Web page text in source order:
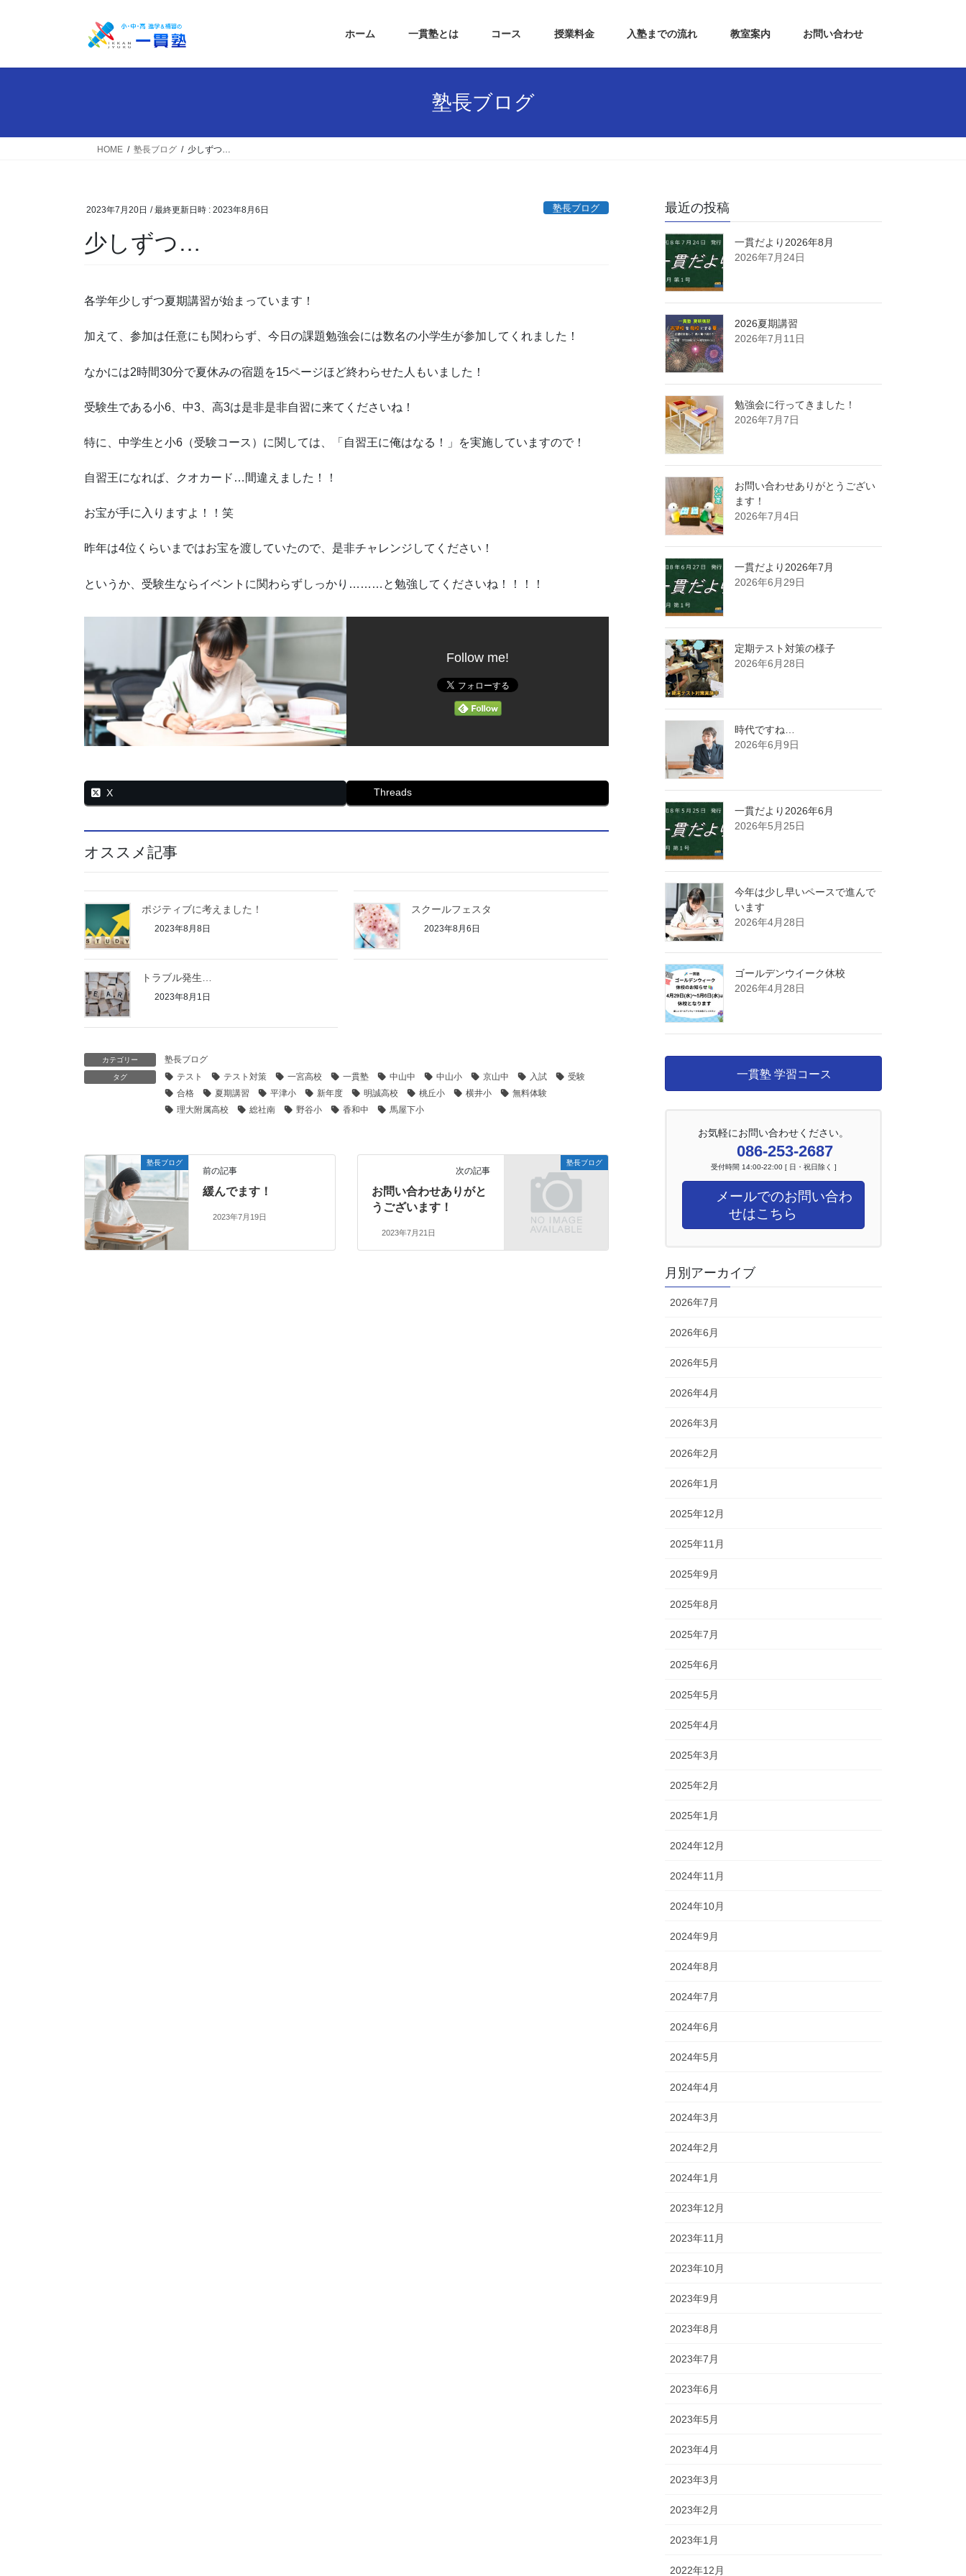
ホーム 一貫塾とは コース 授業料金 入塾までの流れ 教室案内 お問い合わせ
塾長ブログ
HOME 塾長ブログ 少しずつ…
2023年7月20日 / 最終更新日時 : 2023年8月6日 塾長ブログ
少しずつ…
各学年少しずつ夏期講習が始まっています！
加えて、参加は任意にも関わらず、今日の課題勉強会には数名の小学生が参加してくれました！
なかには2時間30分で夏休みの宿題を15ページほど終わらせた人もいました！
受験生である小6、中3、高3は是非是非自習に来てくださいね！
特に、中学生と小6（受験コース）に関しては、「自習王に俺はなる！」を実施していますので！
自習王になれば、クオカード…間違えました！！
お宝が手に入りますよ！！笑
昨年は4位くらいまではお宝を渡していたので、是非チャレンジしてください！
というか、受験生ならイベントに関わらずしっかり………と勉強してくださいね！！！！
Follow me!
X Threads
オススメ記事
ポジティブに考えました！
2023年8月8日
スクールフェスタ
2023年8月6日
トラブル発生…
2023年8月1日
カテゴリー 塾長ブログ
タグ テスト テスト対策 一宮高校 一貫塾 中山中 中山小 京山中 入試
受験
合格
夏期講習 平津小 新年度 明誠高校 桃丘小 横井小
無料体験
理大附属高校
総社南 野谷小 香和中 馬屋下小
塾長ブログ
前の記事
緩んでます！
2023年7月19日
塾長ブログ
次の記事
お問い合わせありがと
うございます！
2023年7月21日
最近の投稿
一貫だより2026年8月
2026年7月24日
2026夏期講習
2026年7月11日
勉強会に行ってきました！
2026年7月7日
お問い合わせありがとうござい
ます！
2026年7月4日
一貫だより2026年7月
2026年6月29日
定期テスト対策の様子
2026年6月28日
時代ですね…
2026年6月9日
一貫だより2026年6月
2026年5月25日
今年は少し早いペースで進んで
います
2026年4月28日
ゴールデンウイーク休校
2026年4月28日
一貫塾 学習コース
お気軽にお問い合わせください。
086-253-2687
受付時間 14:00-22:00 [ 日・祝日除く ]
メールでのお問い合わ
せはこちら
月別アーカイブ
2026年7月
2026年6月
2026年5月
2026年4月
2026年3月
2026年2月
2026年1月
2025年12月
2025年11月
2025年9月
2025年8月
2025年7月
2025年6月
2025年5月
2025年4月
2025年3月
2025年2月
2025年1月
2024年12月
2024年11月
2024年10月
2024年9月
2024年8月
2024年7月
2024年6月
2024年5月
2024年4月
2024年3月
2024年2月
2024年1月
2023年12月
2023年11月
2023年10月
2023年9月
2023年8月
2023年7月
2023年6月
2023年5月
2023年4月
2023年3月
2023年2月
2023年1月
2022年12月